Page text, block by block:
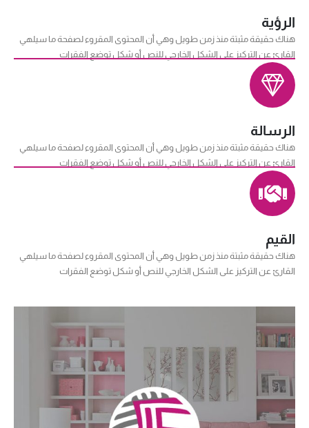
الرؤية
هناك حقيقة مثبتة منذ زمن طويل وهي أن المحتوى المقروء لصفحة ما سيلهي
القارئ عن التركيز على الشكل الخارجي للنص أو شكل توضع الفقرات
الرسالة
هناك حقيقة مثبتة منذ زمن طويل وهي أن المحتوى المقروء لصفحة ما سيلهي
القارئ عن التركيز على الشكل الخارجي للنص أو شكل توضع الفقرات
القيم
هناك حقيقة مثبتة منذ زمن طويل وهي أن المحتوى المقروء لصفحة ما سيلهي
القارئ عن التركيز على الشكل الخارجي للنص أو شكل توضع الفقرات